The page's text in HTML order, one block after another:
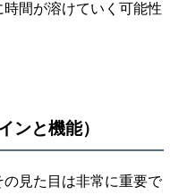
間が溶けていく可能性
ンと機能）
見た目は非常に重要で